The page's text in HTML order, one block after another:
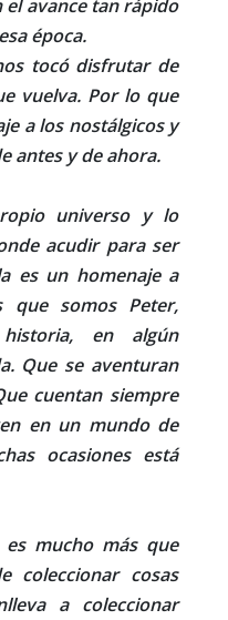
avance tan rápido
época.
tocó disfrutar de
vuelva. Por lo que
a los nostálgicos y
antes y de ahora.
universo y lo
acudir para ser
es un homenaje a
que somos Peter,
en algún
Que se aventuran
cuentan siempre
en un mundo de
ocasiones está
es mucho más que
coleccionar cosas
a coleccionar